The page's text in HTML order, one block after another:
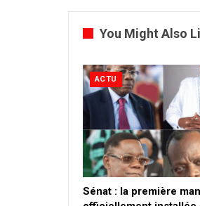
You Might Also
ACTU
Sénat : la première